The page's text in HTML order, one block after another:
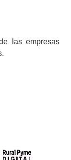
las empresas